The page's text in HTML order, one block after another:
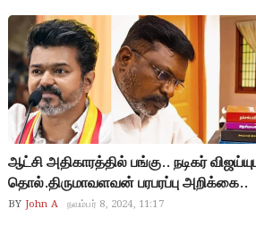
ஆட்சி அதிகாரத்தில் பங்கு.. நடிகர்
தொல்.திருமாவளவன் பரபரப்பு அறிக்கை..
BY John A நவம்பர் 8, 2024, 11:17